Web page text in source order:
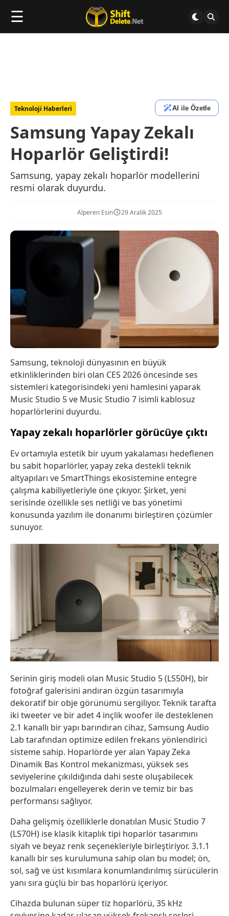
☰
Teknoloji Haberleri AI ile Özetle
Samsung Yapay Zekalı
Hoparlör Geliştirdi!
Samsung, yapay zekalı hoparlör modellerini
resmi olarak duyurdu.
Alperen Esin 29 Aralık 2025
Samsung, teknoloji dünyasının en büyük
etkinliklerinden biri olan CES 2026 öncesinde ses
sistemleri kategorisindeki yeni hamlesini yaparak
Music Studio 5 ve Music Studio 7 isimli kablosuz
hoparlörlerini duyurdu.
Yapay zekalı hoparlörler görücüye çıktı
Ev ortamıyla estetik bir uyum yakalaması hedeflenen
bu sabit hoparlörler, yapay zeka destekli teknik
altyapıları ve SmartThings ekosistemine entegre
çalışma kabiliyetleriyle öne çıkıyor. Şirket, yeni
serisinde özellikle ses netliği ve bas yönetimi
konusunda yazılım ile donanımı birleştiren çözümler
sunuyor.
Serinin giriş modeli olan Music Studio 5 (LS50H), bir
fotoğraf galerisini andıran özgün tasarımıyla
dekoratif bir obje görünümü sergiliyor. Teknik tarafta
iki tweeter ve bir adet 4 inçlik woofer ile desteklenen
2.1 kanallı bir yapı barındıran cihaz, Samsung Audio
Lab tarafından optimize edilen frekans yönlendirici
sisteme sahip. Hoparlörde yer alan Yapay Zeka
Dinamik Bas Kontrol mekanizması, yüksek ses
seviyelerine çıkıldığında dahi seste oluşabilecek
bozulmaları engelleyerek derin ve temiz bir bas
performansı sağlıyor.
Daha gelişmiş özelliklerle donatılan Music Studio 7
(LS70H) ise klasik kitaplık tipi hoparlör tasarımını
siyah ve beyaz renk seçenekleriyle birleştiriyor. 3.1.1
kanallı bir ses kurulumuna sahip olan bu model; ön,
sol, sağ ve üst kısımlara konumlandırılmış sürücülerin
yanı sıra güçlü bir bas hoparlörü içeriyor.
Cihazda bulunan süper tiz hoparlörü, 35 kHz